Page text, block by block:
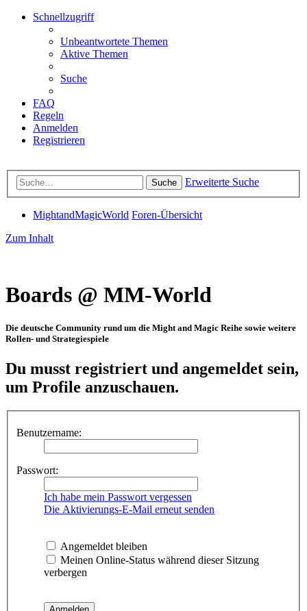
Schnellzugriff
Unbeantwortete Themen
Aktive Themen
Suche
FAQ
Regeln
Anmelden
Registrieren
Suche Erweiterte Suche
MightandMagicWorld Foren-Übersicht
Zum Inhalt
Boards @ MM-World
Die deutsche Community rund um die Might and Magic Reihe sowie weitere
Rollen- und Strategiespiele
Du musst registriert und angemeldet sein,
um Profile anzuschauen.
Benutzername:
Passwort:
Ich habe mein Passwort vergessen
Die Aktivierungs-E-Mail erneut senden
Angemeldet bleiben
Meinen Online-Status während dieser Sitzung
verbergen